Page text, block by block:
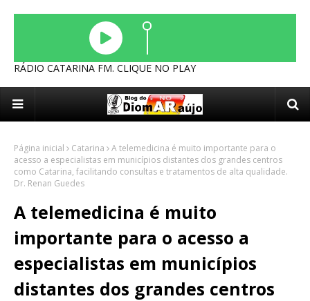
RÁDIO CATARINA FM. CLIQUE NO PLAY
Página inicial Catarina
A telemedicina é muito importante para o
acesso a especialistas em municípios distantes dos grandes centros
como Catarina, facilitando consultas e tratamentos de alta qualidade.
Dr. Renan Guedes
A telemedicina é muito
importante para o acesso a
especialistas em municípios
distantes dos grandes centros